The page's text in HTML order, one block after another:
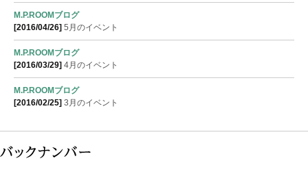
M.P.ROOMブログ
[2016/04/26] 5月のイベント
M.P.ROOMブログ
[2016/03/29] 4月のイベント
M.P.ROOMブログ
[2016/02/25] 3月のイベント